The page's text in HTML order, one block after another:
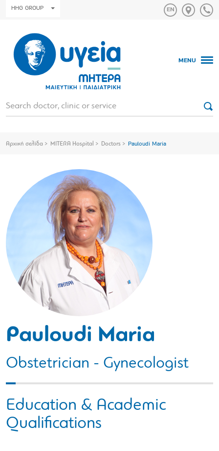
HHG GROUP
MENU
Αρχική σελίδα MITERA Hospital Doctors Pauloudi Maria
Pauloudi Maria
Obstetrician - Gynecologist
Education & Academic
Qualifications